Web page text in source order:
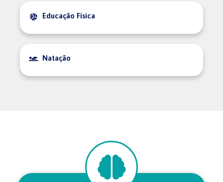
Educação Física
Natação